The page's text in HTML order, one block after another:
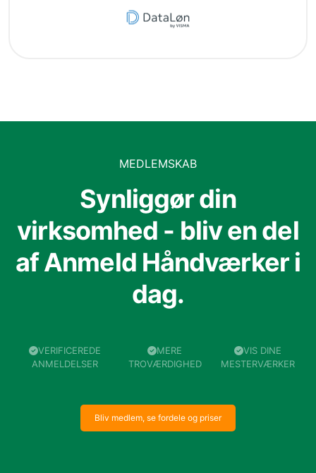
MEDLEMSKAB
Synliggør din
virksomhed - bliv en del
af Anmeld Håndværker i
dag.
VERIFICEREDE
ANMELDELSER
MERE
TROVÆRDIGHED
VIS DINE
MESTERVÆRKER
Bliv medlem, se fordele og priser